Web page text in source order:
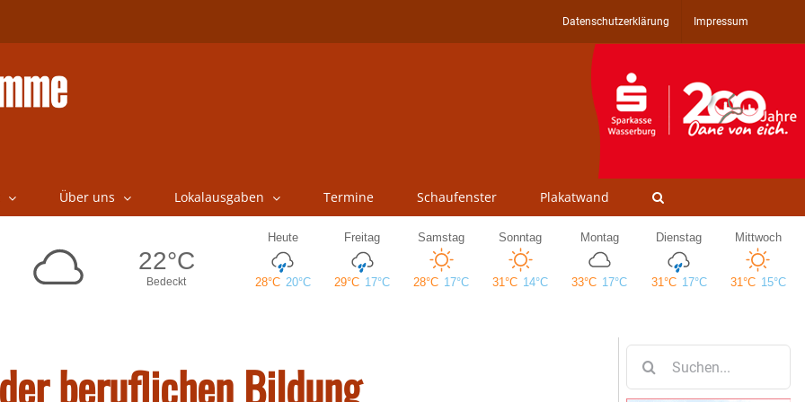
Datenschutzerklärung Impressum
Über uns Lokalausgaben Termine Schaufenster Plakatwand
beruflichen Bildung
nach: